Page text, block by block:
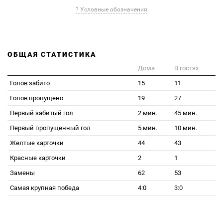
? Условные обозначения
ОБЩАЯ СТАТИСТИКА
Дома
В гостях
Голов забито
15
11
Голов пропущено
19
27
Первый забитый гол
2 мин.
45 мин.
Первый пропущенный гол
5 мин.
10 мин.
Желтые карточки
44
43
Красные карточки
2
1
Замены
62
53
Самая крупная победа
4:0
3:0